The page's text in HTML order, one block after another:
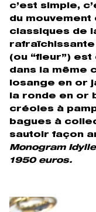
c’est simple,
du mouvement
classiques de
rafraîchissante
(ou “fleur”)
dans la même
losange en or
la ronde en or
créoles à
bagues à
sautoir façon
Monogram
1950 euros.